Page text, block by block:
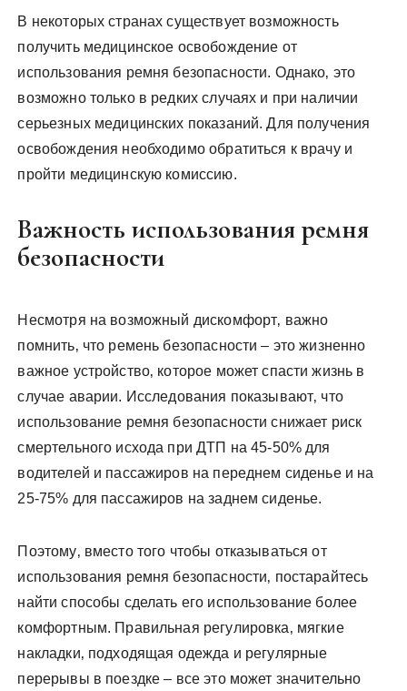
В некоторых странах существует возможность
получить медицинское освобождение от
использования ремня безопасности. Однако‚ это
возможно только в редких случаях и при наличии
серьезных медицинских показаний. Для получения
освобождения необходимо обратиться к врачу и
пройти медицинскую комиссию.
Важность использования ремня
безопасности
Несмотря на возможный дискомфорт‚ важно
помнить‚ что ремень безопасности – это жизненно
важное устройство‚ которое может спасти жизнь в
случае аварии. Исследования показывают‚ что
использование ремня безопасности снижает риск
смертельного исхода при ДТП на 45-50% для
водителей и пассажиров на переднем сиденье и на
25-75% для пассажиров на заднем сиденье.
Поэтому‚ вместо того чтобы отказываться от
использования ремня безопасности‚ постарайтесь
найти способы сделать его использование более
комфортным. Правильная регулировка‚ мягкие
накладки‚ подходящая одежда и регулярные
перерывы в поездке – все это может значительно